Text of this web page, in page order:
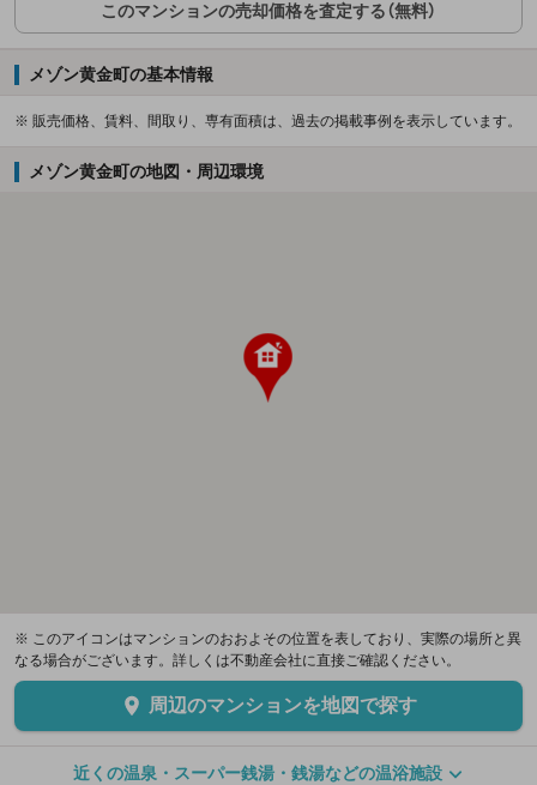
このマンションの売却価格を査定する（無料）
メゾン黄金町の基本情報
※ 販売価格、賃料、間取り、専有面積は、過去の掲載事例を表示しています。
メゾン黄金町の地図・周辺環境
※ このアイコンはマンションのおおよその位置を表しており、実際の場所と異
なる場合がございます。詳しくは不動産会社に直接ご確認ください。
周辺のマンションを地図で探す
近くの温泉・スーパー銭湯・銭湯などの温浴施設